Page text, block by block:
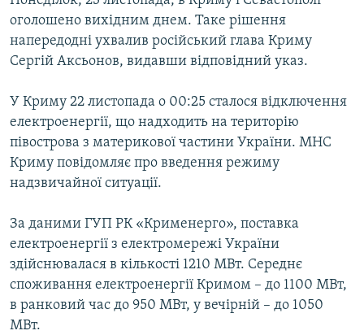
оголошено вихідним днем. Таке рішення
напередодні ухвалив російський глава Криму
Сергій Аксьонов, видавши відповідний указ.
У Криму 22 листопада о 00:25 сталося відключення
електроенергії, що надходить на територію
півострова з материкової частини України. МНС
Криму повідомляє про введення режиму
надзвичайної ситуації.
За даними ГУП РК «Крименерго», поставка
електроенергії з електромережі України
здійснювалася в кількості 1210 МВт. Середнє
споживання електроенергії Кримом – до 1100 МВт,
в ранковий час до 950 МВт, у вечірній – до 1050
МВт.